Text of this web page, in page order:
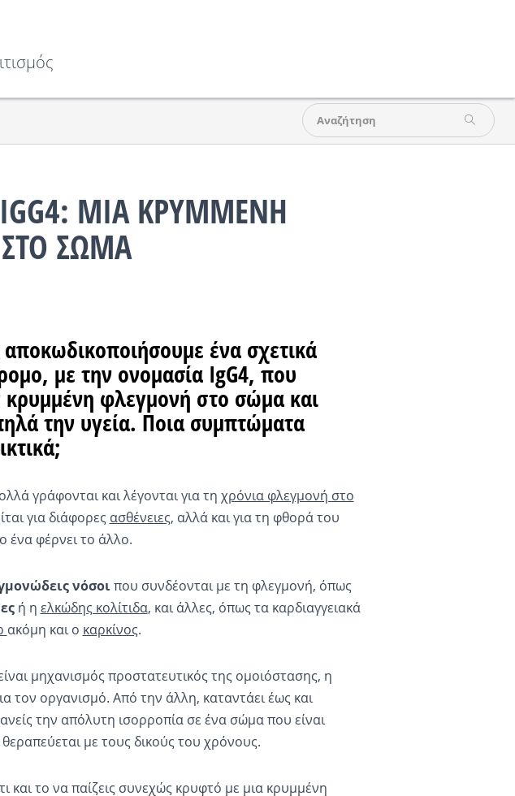
ΜΙΑ ΚΡΥΜΜΕΝΗ
ΣΩΜΑ
ένα σχετικά
με την ονομασία IgG4, που
κρυμμένη φλεγμονή στο σώμα και
την υγεία. Ποια συμπτώματα
γράφονται και λέγονται για τη χρόνια φλεγμονή στο
για διάφορες ασθένειες, αλλά και για τη φθορά του
ένα φέρνει το άλλο.
νόσοιπου συνδέονται με τη φλεγμονή, όπως
ή η ελκώδης κολίτιδα, και άλλες, όπως τα καρδιαγγειακά
ακόμη και ο καρκίνος.
μηχανισμός προστατευτικός της ομοιόστασης, η
τον οργανισμό. Από την άλλη, καταντάει έως και
την απόλυτη ισορροπία σε ένα σώμα που είναι
με τους δικούς του χρόνους.
και το να παίζεις συνεχώς κρυφτό με μια κρυμμένη